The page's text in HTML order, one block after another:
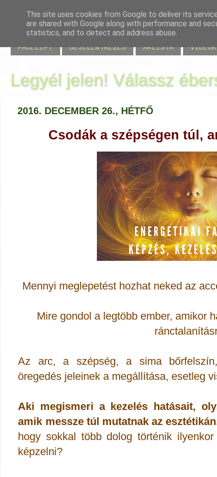
BLOG JELENLÉT VISSZAJELZÉSEK
FACELIFT
BEJELENTKEZÉS ÁRLISTA VIDEÓK
Legyél jelen! Válassz
2016. DECEMBER 26., HÉTFŐ
Csodák a szépségen túl,
Mennyi meglepetést hozhat neked az
Mire gondol a legtöbb ember, amikor
Az arc, a szépség, a sima
öregedés jeleinek a megállítása, esetleg
Aki megismeri a kezelés hatásait,
amik messze túl mutatnak az
hogy sokkal több dolog történik
képzelni?
This site uses cookies from Google to deliver its
are shared with Google along with performance and
statistics, and to detect and address abuse.